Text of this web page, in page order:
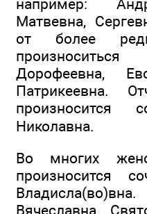
например:
Матвевна,
от более
Дорофеевна,
Патрикеевна.
Николавна.
Во многих
произносится
Вячеславна,